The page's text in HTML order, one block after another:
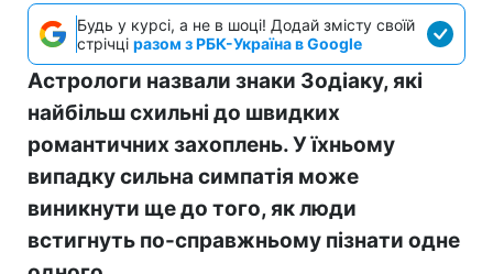
Будь у курсі, а не в шоці! Додай змісту своїй
стрічці разом з РБК-Україна в Google
Астрологи назвали знаки Зодіаку, які
найбільш схильні до швидких
романтичних захоплень. У їхньому
випадку сильна симпатія може
виникнути ще до того, як люди
встигнуть по-справжньому пізнати одне